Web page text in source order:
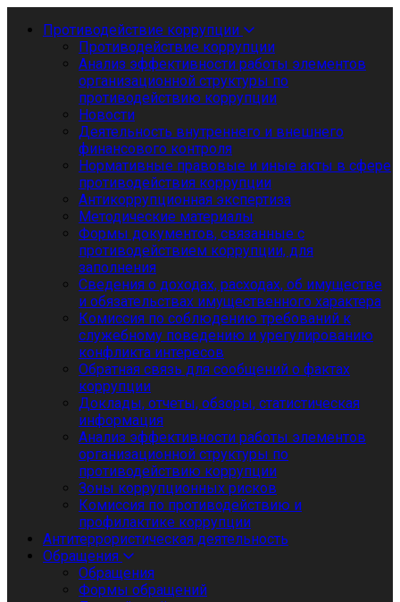
Противодействие коррупции
Противодействие коррупции
Анализ эффективности работы элементов
организационной структуры по
противодействию коррупции
Новости
Деятельность внутреннего и внешнего
финансового контроля
Нормативные правовые и иные акты в сфере
противодействия коррупции
Антикоррупционная экспертиза
Методические материалы
Формы документов, связанные с
противодействием коррупции, для
заполнения
Сведения о доходах, расходах, об имуществе
и обязательствах имущественного характера
Комиссия по соблюдению требований к
служебному поведению и урегулированию
конфликта интересов
Обратная связь для сообщений о фактах
коррупции
Доклады, отчеты, обзоры, статистическая
информация
Анализ эффективности работы элементов
организационной структуры по
противодействию коррупции
Зоны коррупционных рисков
Комиссия по противодействию и
профилактике коррупции
Антитеррористическая деятельность
Обращения
Обращения
Формы обращений